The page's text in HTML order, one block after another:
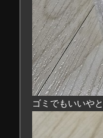
ゴミでもいいや